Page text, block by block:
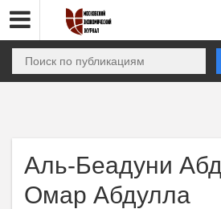
Аль-Беадуни
Омар Абдулла